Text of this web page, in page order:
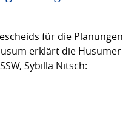
für die Planungen
erklärt die Husumer
Sybilla Nitsch: